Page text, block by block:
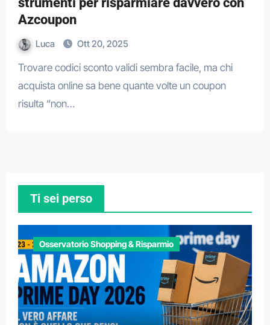
Azcoupon
Luca Ott 20, 2025
Trovare codici sconto validi sembra facile, ma chi
acquista online sa bene quante volte un coupon
risulta “non…
Ti sei perso
Osservatorio Shopping & Risparmio